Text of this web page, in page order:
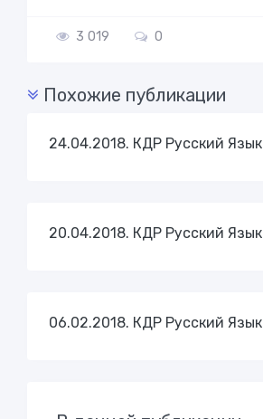
3 019 0
Похожие публикации
24.04.2018. КДР Русский
20.04.2018. КДР Русский Язык
06.02.2018. КДР Русский